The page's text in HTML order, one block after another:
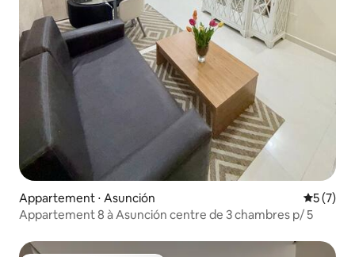
Appartement ⋅ Asunción
5 (7)
Appartement 8 à Asunción centre de 3 chambres p/ 5